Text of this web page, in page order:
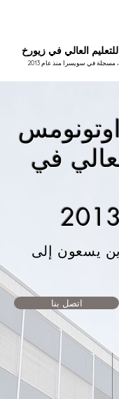
العالي في زيورخ
في سويسرا منذ عام 2013
اوتونومس
في
يسعون إلى
اتصل بنا